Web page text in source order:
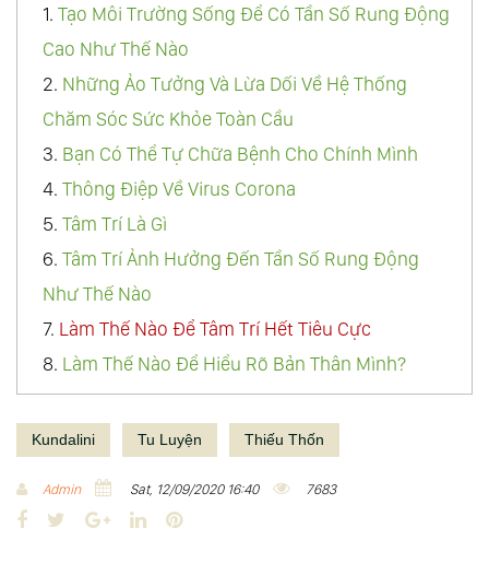
1. Tạo Môi Trường Sống Để Có Tần Số Rung Động
Cao Như Thế Nào
2. Những Ảo Tưởng Và Lừa Dối Về Hệ Thống
Chăm Sóc Sức Khỏe Toàn Cầu
3. Bạn Có Thể Tự Chữa Bệnh Cho Chính Mình
4. Thông Điệp Về Virus Corona
5. Tâm Trí Là Gì
6. Tâm Trí Ảnh Hưởng Đến Tần Số Rung Động
Như Thế Nào
7. Làm Thế Nào Để Tâm Trí Hết Tiêu Cực
8. Làm Thế Nào Để Hiểu Rõ Bản Thân Mình?
9.Thuật Điều Khiển Tâm Trí, Làm Thế Nào Để Hiểu
Biết Về Thế Giới Này
Của Thượng Đế
Kundalini Tu Luyện Thiếu Thốn
Admin Sat, 12/09/2020 16:40 7683
P